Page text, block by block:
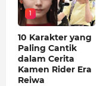
1
10 Karakter yang
Paling Cantik
dalam Cerita
Kamen Rider Era
Reiwa